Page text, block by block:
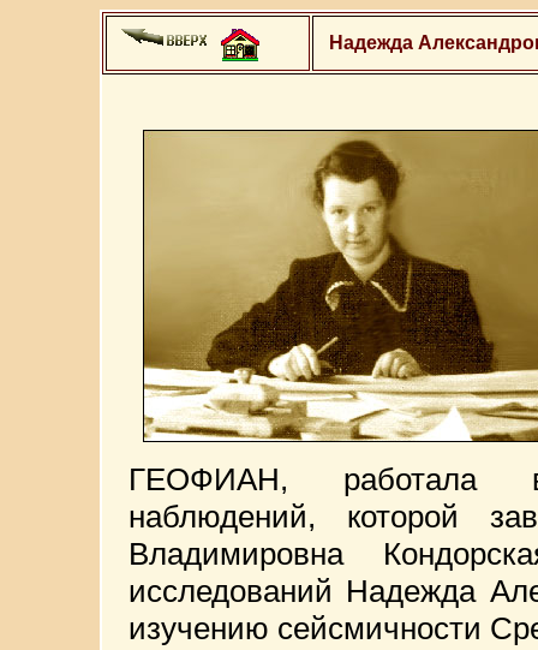
Надежда
ГЕОФИАН, работала в
наблюдений, которой
Владимировна
исследований Надежда
изучению сейсмичности